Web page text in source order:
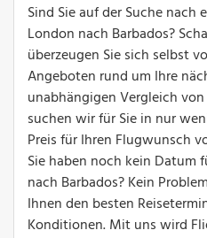
Sind Sie auf der Suche
London nach Barbados?
überzeugen Sie sich selbst
Angeboten rund um Ihre
unabhängigen Vergleich
suchen wir für Sie in nur
Preis für Ihren Flugwunsch
Sie haben noch kein Datum
nach Barbados? Kein
Ihnen den besten
Konditionen. Mit uns wird